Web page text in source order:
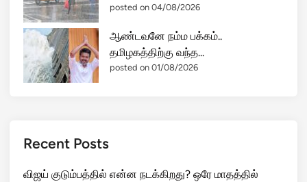
posted on 04/08/2026
ஆண்டவனே நம்ம பக்கம்..
தமிழகத்திற்கு வந்த...
posted on 01/08/2026
Recent Posts
விஜய் குடும்பத்தில் என்ன நடக்கிறது? ஒரே மாதத்தில்